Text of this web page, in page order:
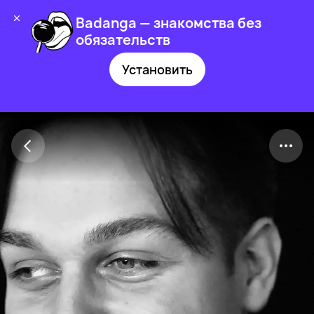
Badanga — знакомства без
обязательств
Установить